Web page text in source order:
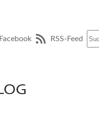
Facebook RSS-Feed